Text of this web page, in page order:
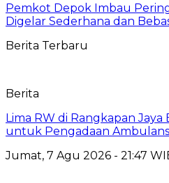
Pemkot Depok Imbau
Digelar Sederhana dan
Berita Terbaru
Berita
Lima RW di Rangkapan
untuk Pengadaan Ambulans
Jumat, 7 Agu 2026 - 21:47